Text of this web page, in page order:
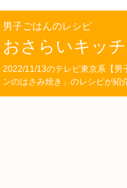
男子ごはんのレシピ
おさらいキッ
2022/11/13のテレビ東京系【男
ンのはさみ焼き」のレシピが紹